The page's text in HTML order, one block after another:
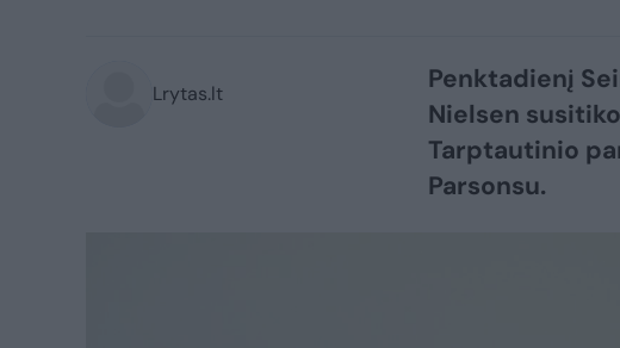
Lrytas.lt
Penktadienį
Nielsen
Tarptautinio
Parsonsu.